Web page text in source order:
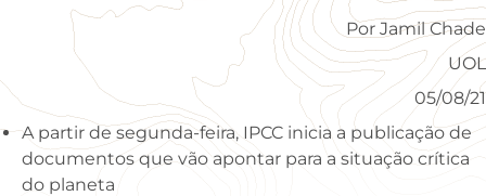
Por Jamil Chade
UOL
05/08/21
A partir de segunda-feira, IPCC inicia a publicação de
documentos que vão apontar para a situação crítica
do planeta